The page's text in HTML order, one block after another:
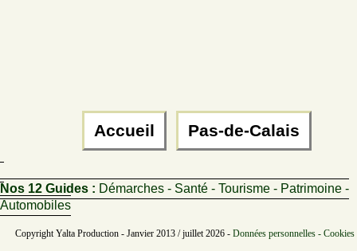
Accueil Pas-de-Calais
Nos 12 Guides : Démarches - Santé - Tourisme - Patrimoine -
Automobiles
Copyright Yalta Production - Janvier 2013 / juillet 2026 - Données personnelles -